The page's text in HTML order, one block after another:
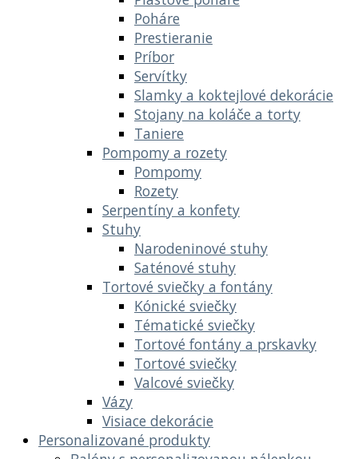
Poháre
Prestieranie
Príbor
Servítky
Slamky a koktejlové dekorácie
Stojany na koláče a torty
Taniere
Pompomy a rozety
Pompomy
Rozety
Serpentíny a konfety
Stuhy
Narodeninové stuhy
Saténové stuhy
Tortové sviečky a fontány
Kónické sviečky
Tématické sviečky
Tortové fontány a prskavky
Tortové sviečky
Valcové sviečky
Vázy
Visiace dekorácie
Personalizované produkty